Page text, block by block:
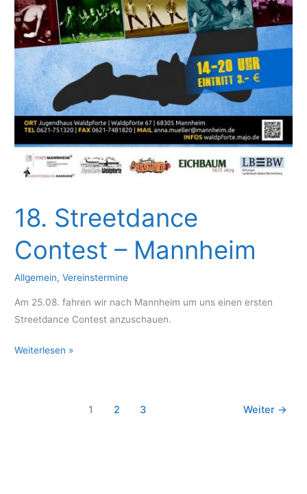
18. Streetdance
Contest – Mannheim
Allgemein,Vereinstermine
Am 25.08. fahren wir nach Mannheim um uns einen ersten
Streetdance Contest anzuschauen.
18.
Weiterlesen »
1 2 3 Weiter →